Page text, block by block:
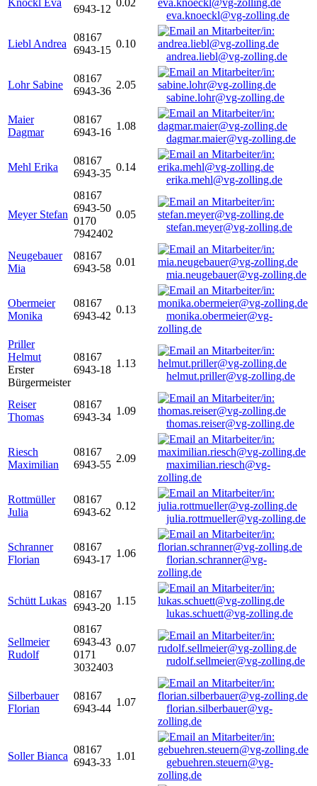
Knöckl Eva
6943-12
0.02
eva.knoeckl@vg-zolling.de
Liebl Andrea
08167
6943-15
0.10
andrea.liebl@vg-zolling.de
Lohr Sabine
08167
6943-36
2.05
sabine.lohr@vg-zolling.de
Maier
Dagmar
08167
6943-16
1.08
dagmar.maier@vg-zolling.de
Mehl Erika
08167
6943-35
0.14
erika.mehl@vg-zolling.de
Meyer Stefan
08167
6943-50
0170
7942402
0.05
stefan.meyer@vg-zolling.de
Neugebauer
Mia
08167
6943-58
0.01
mia.neugebauer@vg-zolling.de
Obermeier
Monika
08167
6943-42
0.13
monika.obermeier@vg-
zolling.de
Priller
Helmut
Erster
Bürgermeister
08167
6943-18
1.13
helmut.priller@vg-zolling.de
Reiser
Thomas
08167
6943-34
1.09
thomas.reiser@vg-zolling.de
Riesch
Maximilian
08167
6943-55
2.09
maximilian.riesch@vg-
zolling.de
Rottmüller
Julia
08167
6943-62
0.12
julia.rottmueller@vg-zolling.de
Schranner
Florian
08167
6943-17
1.06
florian.schranner@vg-
zolling.de
Schütt Lukas
08167
6943-20
1.15
lukas.schuett@vg-zolling.de
Sellmeier
Rudolf
08167
6943-43
0171
3032403
0.07
rudolf.sellmeier@vg-zolling.de
Silberbauer
Florian
08167
6943-44
1.07
florian.silberbauer@vg-
zolling.de
Soller Bianca
08167
6943-33
1.01
gebuehren.steuern@vg-
zolling.de